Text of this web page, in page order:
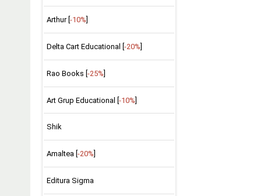
Arthur [ -10%
Delta Cart Educational [ -20%
Rao Books [-25%]
Art Grup Educational [-10%]
Shik
Amaltea [ -20%
Editura Sigma